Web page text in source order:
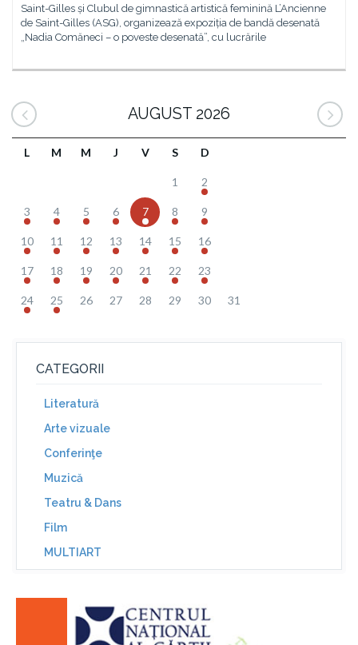
Saint-Gilles și Clubul de gimnastică artistică feminină L’Ancienne
de Saint-Gilles (ASG), organizează expoziția de bandă desenată
„Nadia Comăneci – o poveste desenată”, cu lucrările
AUGUST 2026
L M M J V S D
1 2
3 4 5 6 7 8 9
10 11 12 13 14 15 16
17 18 19 20 21 22 23
24 25 26 27 28 29 30 31
CATEGORII
Literatură
Arte vizuale
Conferinţe
Muzică
Teatru & Dans
Film
MULTIART